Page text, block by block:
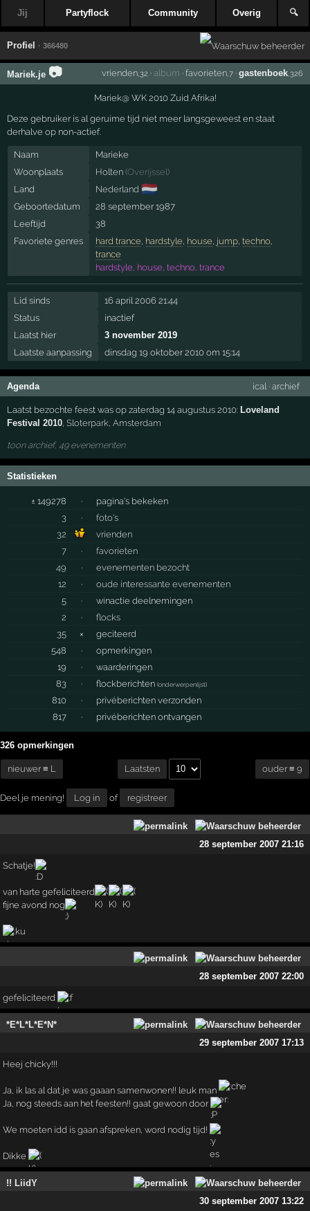
Jij Partyflock Community Overig 🔍
Profiel · 366480
Mariek.je 📷 vrienden,32 · album · favorieten,7· gastenboek,326
Mariek@ WK 2010 Zuid Afrika!
Deze gebruiker is al geruime tijd niet meer langsgeweest en staat
derhalve op non-actief.
Naam
Marieke
Woonplaats
Holten (Overijssel)
Land
Nederland 🇳🇱
Geboortedatum
28 september 1987
Leeftijd
38
Favoriete genres
hard trance hardstyle house jump, techno,
trance
hardstyle, house, techno, trance
Lid sinds
16 april 2006 21:44
Status
inactief
Laatst hier
3 november 2019
Laatste aanpassing
dinsdag 19 oktober 2010 om 15:14
Agenda ical · archief
Laatst bezochte feest was op zaterdag 14 augustus 2010: Loveland
Festival 2010,Sloterpark,Amsterdam
toon archief, 49 evenementen
Statistieken
± 149278 ·
pagina's bekeken
3
·
foto's
32
vrienden
7
·
favorieten
49
·
evenementen bezocht
12
·
oude interessante evenementen
5
·
winactie deelnemingen
2
·
flocks
35
×
geciteerd
548
·
opmerkingen
19
·
waarderingen
83
· flockberichten(onderwerpenlijst)
810 ·
privéberichten verzonden
817
· privéberichten ontvangen
326 opmerkingen
nieuwer ≡ L Laatsten ouder ≡ 9
Deel je mening! Log in of registreer
28 september 2007 21:16
Schatje!
van harte gefeliciteerd
fijne avond nog
28 september 2007 22:00
gefeliciteerd
*E*L*L*E*N*
29 september 2007 17:13
Heej chicky!!!
Ja, ik las al dat je was gaaan samenwonen!! leuk man
Ja, nog steeds aan het feesten!! gaat gewoon door
We moeten idd is gaan afspreken, word nodig tijd!
Dikke
!! LiidY
30 september 2007 13:22